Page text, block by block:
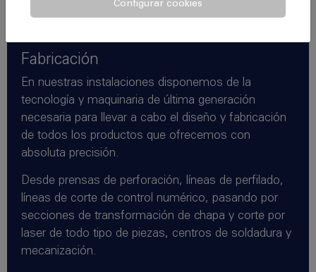
Fabricación
En nuestras instalaciones disponemos de la
tecnología y maquinaria de última generación
necesaria para llevar a cabo el diseño y fabricación
de todos los productos que ofrecemos con
absoluta precisión.
Desde prensas de perforación, líneas de perfilado,
líneas de corte de control numérico, pasando por
secciones de transformación de chapa y corte por
laser de todo tipo de piezas, centros de soldadura y
mecanización.
Configurar cookies